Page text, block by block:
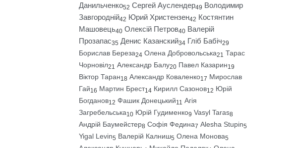
Данильченко52 Сергей Ауслендер49 Володимир
Завгородній42 Юрий Христензен42 Костянтин
Машовець40 Олексій Петров40 Валерій
Прозапас35 Денис Казанский34 Гліб Бабіч29
Борислав Береза24 Олена Добровольська21 Тарас
Чорновіл21 Александр Балу20 Павел Казарин19
Віктор Таран18 Александр Коваленко17 Мирослав
Гай16 Мартин Брест14 Кирилл Сазонов12 Юрій
Богданов12 Фашик Донецький11 Агія
Загребельська10 Юрій Гудименко9 Vasyl Taras8
Андрій Баумейстер8 Софія Федина7 Alesha Stupin5
Yigal Levin5 Валерій Калниш5 Олена Монова5